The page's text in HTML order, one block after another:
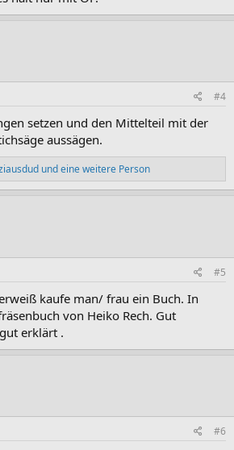
#4
setzen und den Mittelteil mit der
aussägen.
und eine weitere Person
#5
kaufe man/ frau ein Buch. In
von Heiko Rech. Gut
erklärt .
#6